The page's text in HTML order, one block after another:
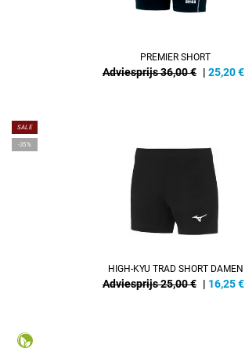
PREMIER SHORT
Adviesprijs 36,00 € | 25,20€
SALE
-35%
HIGH-KYU TRAD SHORT DAMEN
Adviesprijs 25,00 € | 16,25€